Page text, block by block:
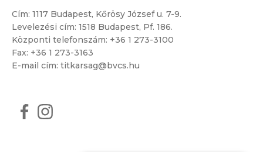
Cím: 1117 Budapest, Kőrösy József u. 7-9.
Levelezési cím: 1518 Budapest, Pf. 186.
Központi telefonszám: +36 1 273-3100
Fax: +36 1 273-3163
E-mail cím: titkarsag@bvcs.hu